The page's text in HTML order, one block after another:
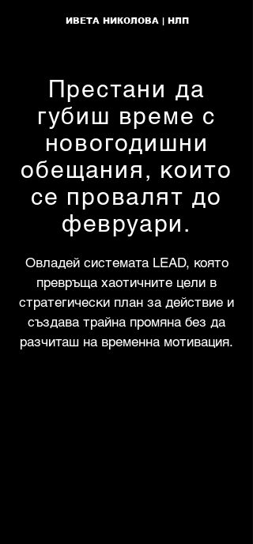
ИВЕТА НИКОЛОВА | НЛП
Престани да
губиш време с
новогодишни
обещания, които
се провалят до
февруари.
Овладей системата LEAD, която
превръща хаотичните цели в
стратегически план за действие и
създава трайна промяна без да
разчиташ на временна мотивация.